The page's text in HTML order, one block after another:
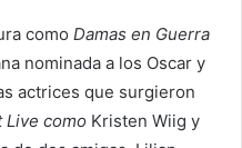
como Damas en Guerra
nominada a los Oscar y
actrices que surgieron
Live como Kristen Wiig y